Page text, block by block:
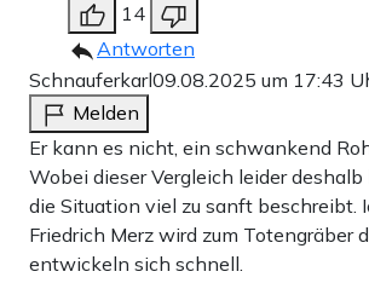
14
Antworten
Schnauferkarl09.08.2025 um 17:43
Melden
Er kann es nicht, ein schwankend
Wobei dieser Vergleich leider
die Situation viel zu sanft beschreibt.
Friedrich Merz wird zum Totengräber
entwickeln sich schnell.